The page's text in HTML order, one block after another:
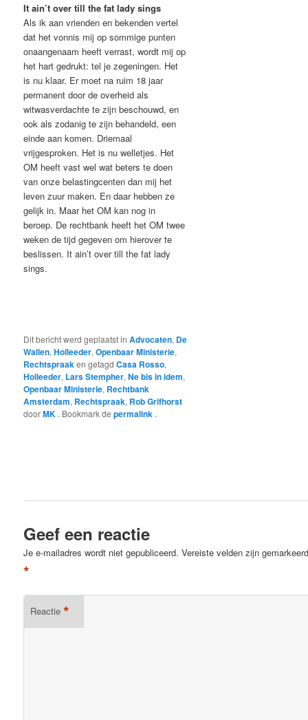
It ain’t over till the fat lady sings
Als ik aan vrienden en bekenden vertel
dat het vonnis mij op sommige punten
onaangenaam heeft verrast, wordt mij op
het hart gedrukt: tel je zegeningen. Het
is nu klaar. Er moet na ruim 18 jaar
permanent door de overheid als
witwasverdachte te zijn beschouwd, en
ook als zodanig te zijn behandeld, een
einde aan komen. Driemaal
vrijgesproken. Het is nu welletjes. Het
OM heeft vast wel wat beters te doen
van onze belastingcenten dan mij het
leven zuur maken. En daar hebben ze
gelijk in. Maar het OM kan nog in
beroep. De rechtbank heeft het OM twee
weken de tijd gegeven om hierover te
beslissen. It ain’t over till the fat lady
sings.
Dit bericht werd geplaatst inAdvocaten, De
Wallen,Holleeder,Openbaar Ministerie,
Rechtspraaken getagdCasa Rosso,
Holleeder, Lars Stempher,Ne bis in idem,
Openbaar Ministerie, Rechtbank
Amsterdam, Rechtspraak, Rob Grifhorst
doorMK . Bookmark depermalink .
Geef een reactie
Je e-mailadres wordt niet gepubliceerd. Vereiste velden zijn
*
Reactie *